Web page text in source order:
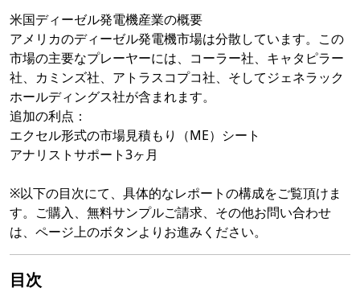
米国ディーゼル発電機産業の概要
アメリカのディーゼル発電機市場は分散しています。この
市場の主要なプレーヤーには、コーラー社、キャタピラー
社、カミンズ社、アトラスコプコ社、そしてジェネラック
ホールディングス社が含まれます。
追加の利点：
エクセル形式の市場見積もり（ME）シート
アナリストサポート3ヶ月
※以下の目次にて、具体的なレポートの構成をご覧頂けま
す。ご購入、無料サンプルご請求、その他お問い合わせ
は、ページ上のボタンよりお進みください。
目次